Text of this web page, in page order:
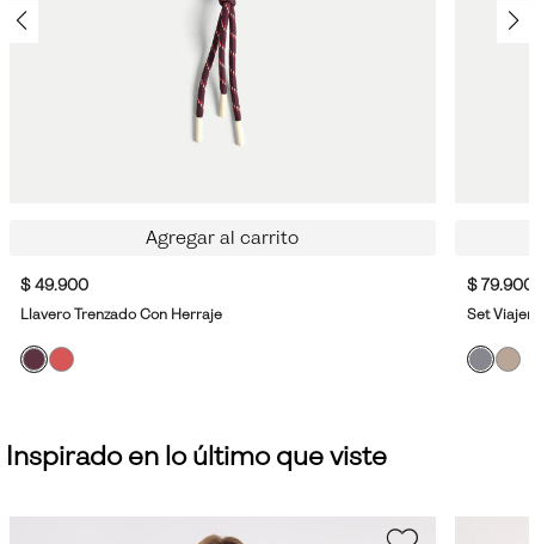
Agregar al carrito
$ 49.900
Llavero Trenzado Con Herraje
$ 79.900
Set
Inspirado en lo último que viste